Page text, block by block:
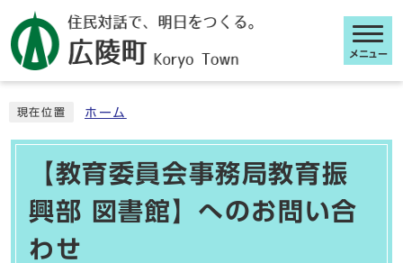
メニュー
現在位置 ホーム
【教育委員会事務局教育振
興部 図書館】へのお問い合
わせ